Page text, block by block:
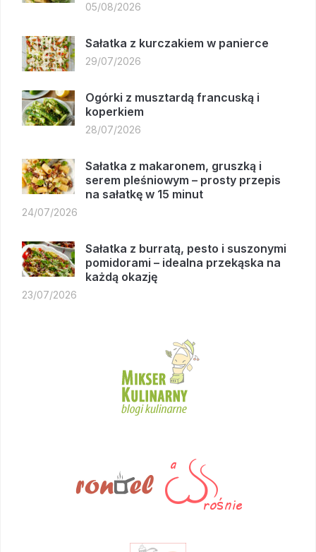
05/08/2026
Sałatka z kurczakiem w panierce
29/07/2026
Ogórki z musztardą francuską i
koperkiem
28/07/2026
Sałatka z makaronem, gruszką i
serem pleśniowym – prosty przepis
na sałatkę w 15 minut
24/07/2026
Sałatka z burratą, pesto i suszonymi
pomidorami – idealna przekąska na
każdą okazję
23/07/2026